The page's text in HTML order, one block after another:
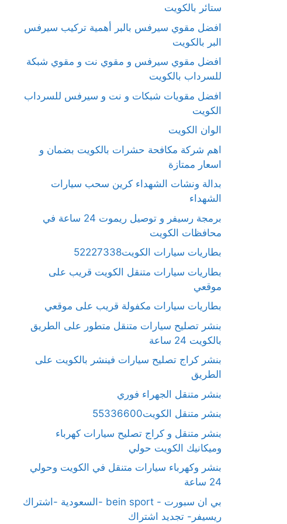
ستائر بالكويت
افضل مقوي سيرفس بالبر أهمية تركيب سيرفس
البر بالكويت
افضل مقوي سيرفس و مقوي نت و مقوي شبكة
للسرداب بالكويت
افضل مقويات شبكات و نت و سيرفس للسرداب
الكويت
الوان الكويت
اهم شركة مكافحة حشرات بالكويت بضمان و
اسعار ممتازة
بدالة ونشات الشهداء كرين سحب سيارات
الشهداء
برمجة رسيفر و توصيل ريموت 24 ساعة في
محافظات الكويت
بطاريات سيارات الكويت52227338
بطاريات سيارات متنقل الكويت قريب على
موقعي
بطاريات سيارات مكفولة قريب على موقعي
بنشر تصليح سيارات متنقل متطور على الطريق
بالكويت 24 ساعة
بنشر كراج تصليح سيارات فينشر بالكويت على
الطريق
بنشر متنقل الجهراء فوري
بنشر متنقل الكويت55336600
بنشر متنقل و كراج تصليح سيارات كهرباء
وميكانيك الكويت حولي
بنشر وكهرباء سيارات متنقل في الكويت وحولي
24 ساعة
بي ان سبورت - bein sport -السعودية -اشتراك
ريسيفر- تجديد اشتراك